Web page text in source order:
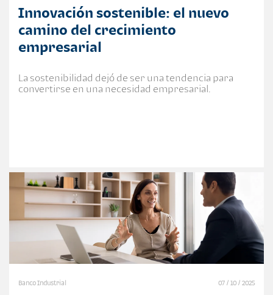
Innovación sostenible: el nuevo
camino del crecimiento
empresarial
La sostenibilidad dejó de ser una tendencia para
convertirse en una necesidad empresarial.
Banco Industrial 07 / 10 / 2025